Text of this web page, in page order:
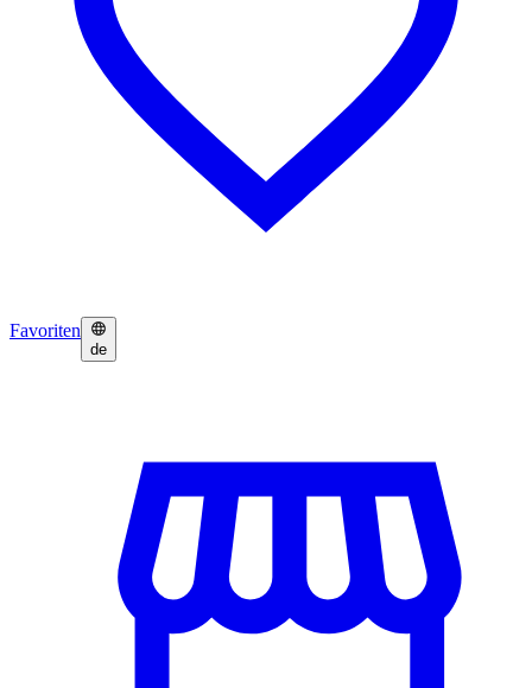
Favoriten
de